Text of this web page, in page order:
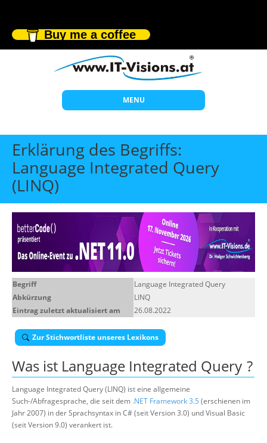
Buy me a coffee
MENU
Start
Themen
Beratung
Offene Seminare
Wissen
Über uns
Erklärung des Begriffs:
Language Integrated Query
(LINQ)
Begriff
Language Integrated Query
Abkürzung
LINQ
Eintrag zuletzt aktualisiert am
26.08.2022
Zur Stichwortliste unseres Lexikons
Was ist Language Integrated Query ?
Language Integrated Query (LINQ) ist eine allgemeine
Such-/Abfragesprache, die seit dem .NET Framework 3.5 (erschienen im
Jahr 2007) in der Sprachsyntax in C# (seit Version 3.0) und Visual Basic
(seit Version 9.0) verankert ist.